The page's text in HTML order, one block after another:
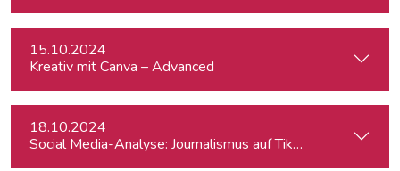
15.10.2024
Kreativ mit Canva – Advanced
18.10.2024
Social Media-Analyse: Journalismus auf TikTok